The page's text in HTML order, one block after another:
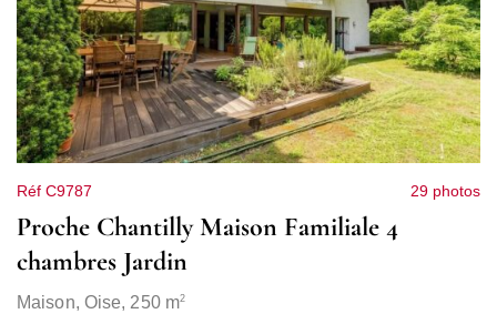
Réf C9787 29 photos
Proche Chantilly Maison Familiale 4
chambres Jardin
Maison, Oise, 250 m2